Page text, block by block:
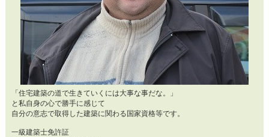
「住宅建築の道で生きていくには大事な事だな。」
と私自身の心で勝手に感じて
自分の意志で取得した建築に関わる国家資格等です。
一級建築士免許証